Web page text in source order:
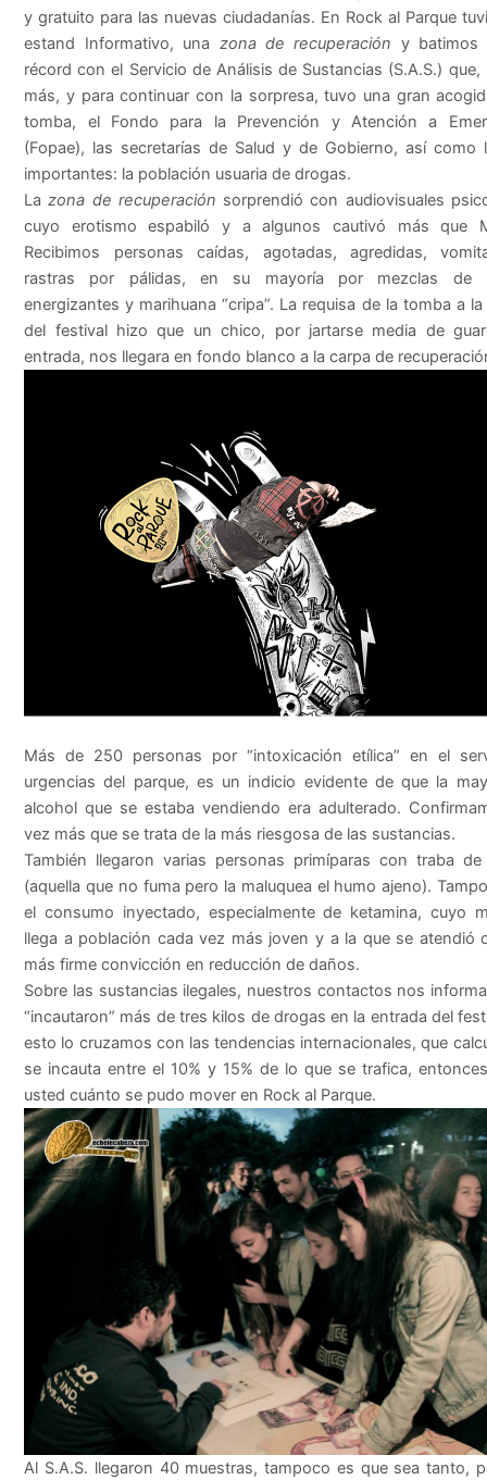
y gratuito para las nuevas ciudadanías. En Rock al Parque
estand Informativo, una zona de recuperación y batimos
récord con el Servicio de Análisis de Sustancias (S.A.S.) que,
más, y para continuar con la sorpresa, tuvo una gran
tomba, el Fondo para la Prevención y Atención a
(Fopae), las secretarías de Salud y de Gobierno, así como
importantes: la población usuaria de drogas.
Lazona de recuperación sorprendió con audiovisuales
cuyo erotismo espabiló y a algunos cautivó más que
Recibimos personas caídas, agotadas, agredidas,
rastras por pálidas, en su mayoría por mezclas de
energizantes y marihuana “cripa”. La requisa de la tomba a
del festival hizo que un chico, por jartarse media de
entrada, nos llegara en fondo blanco a la carpa de
Más de 250 personas por “intoxicación etílica” en el
urgencias del parque, es un indicio evidente de que la
alcohol que se estaba vendiendo era adulterado.
vez más que se trata de la más riesgosa de las sustancias.
También llegaron varias personas primíparas con traba de
(aquella que no fuma pero la maluquea el humo ajeno).
el consumo inyectado, especialmente de ketamina, cuyo
llega a población cada vez más joven y a la que se atendió
más firme convicción en reducción de daños.
Sobre las sustancias ilegales, nuestros contactos nos
“incautaron” más de tres kilos de drogas en la entrada del
esto lo cruzamos con las tendencias internacionales, que
se incauta entre el 10% y 15% de lo que se trafica,
usted cuánto se pudo mover en Rock al Parque.
Al S.A.S. llegaron 40 muestras, tampoco es que sea tanto,